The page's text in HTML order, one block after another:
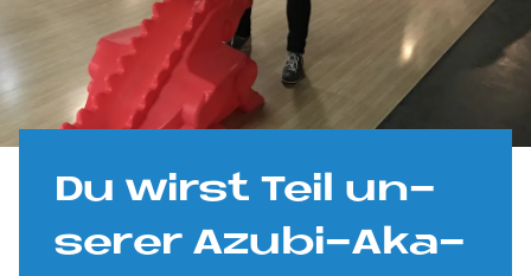
Du wirst Teil un­
se­rer Azu­bi-Aka­